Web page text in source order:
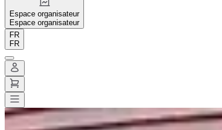
Espace organisateur
Espace organisateur
FR
FR
Toutes les courses>Running >10 km Les foulées du Vexin